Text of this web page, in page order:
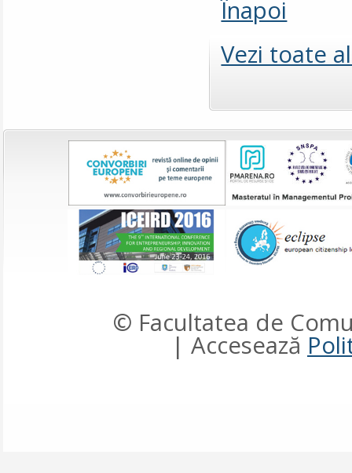
Înapoi
Vezi toate
© Facultatea de
| Accesează